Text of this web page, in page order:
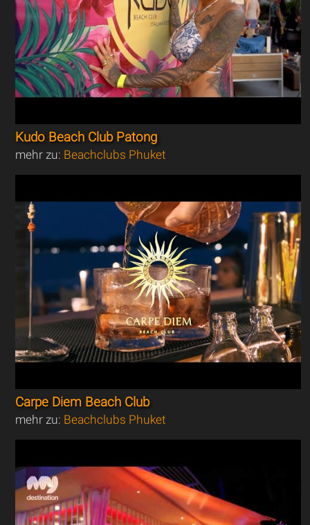
Kudo Beach Club Patong
mehr zu: Beachclubs Phuket
Carpe Diem Beach Club
mehr zu: Beachclubs Phuket